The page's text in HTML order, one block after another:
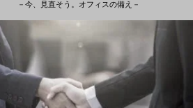
－今、見直そう。オフィスの備え－